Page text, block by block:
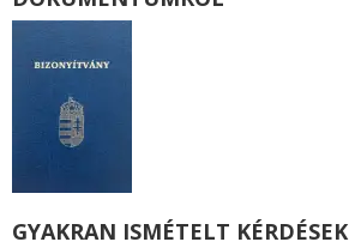
GYAKRAN ISMÉTELT KÉRDÉSEK